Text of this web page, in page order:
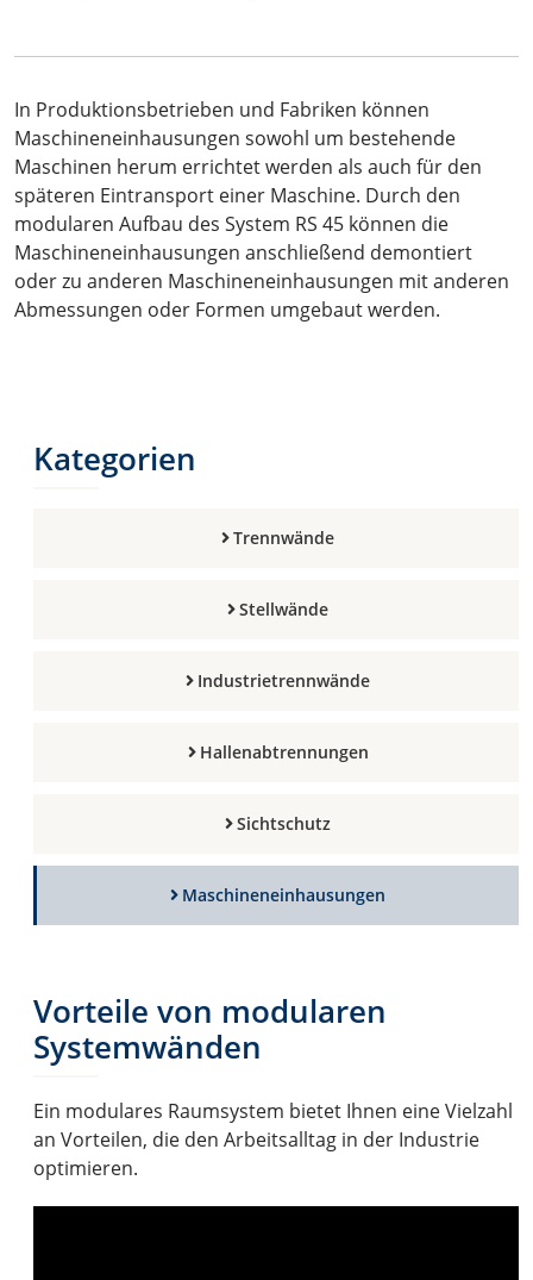
In Produktionsbetrieben und Fabriken können
Maschineneinhausungen sowohl um bestehende
Maschinen herum errichtet werden als auch für den
späteren Eintransport einer Maschine. Durch den
modularen Aufbau des System RS 45 können die
Maschineneinhausungen anschließend demontiert
oder zu anderen Maschineneinhausungen mit anderen
Abmessungen oder Formen umgebaut werden.
Kategorien
Trennwände
Stellwände
Industrietrennwände
Hallenabtrennungen
Sichtschutz
Maschineneinhausungen
Vorteile von modularen
Systemwänden
Ein modulares Raumsystem bietet Ihnen eine Vielzahl
an Vorteilen, die den Arbeitsalltag in der Industrie
optimieren.